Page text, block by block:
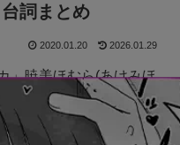
詞まとめ
2020.01.20 2026.01.29
」暁美ほむら(あけみほ
ます。